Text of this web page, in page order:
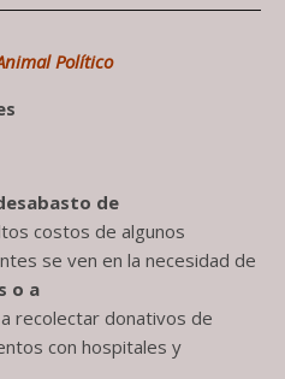
Político
de
costos de algunos
se ven en la necesidad de
o a
recolectar donativos de
con hospitales y